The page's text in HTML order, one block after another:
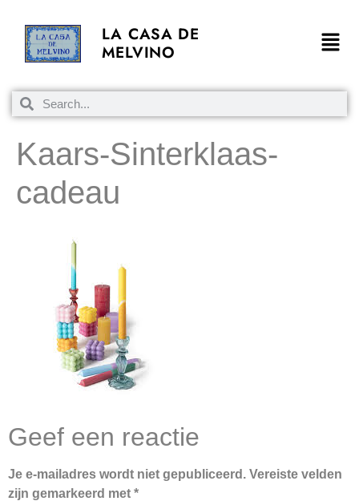
LA CASA DE
MELVINO
Kaars-Sinterklaas-
cadeau
Geef een reactie
Je e-mailadres wordt niet gepubliceerd. Vereiste velden
zijn gemarkeerd met *